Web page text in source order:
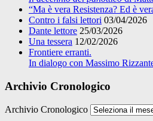
“Ma è vera Resistenza? Ed è
Contro i falsi lettori 03/04/2026
Dante lettore 25/03/2026
Una tessera 12/02/2026
Frontiere erranti.
In dialogo con Massimo
Archivio Cronologico
Archivio Cronologico